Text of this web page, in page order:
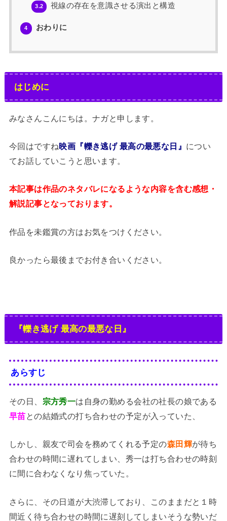
3.2 視線の存在を意識させる演出と構造
4 おわりに
はじめに
みなさんこんにちは。ナガと申します。
今回はですね映画『轢き逃げ 最高の最悪な日』 につい
てお話していこうと思います。
本記事は作品のネタバレになるような内容を含む感想・
解説記事となっております。
作品を未鑑賞の方はお気をつけください。
良かったら最後までお付き合いください。
『轢き逃げ 最高の最悪な日』
あらすじ
その日、 宗方秀一は自身の勤める会社の社長の娘である
早苗との結婚式の打ち合わせの予定が入っていた、
しかし、親友で司会を務めてくれる予定の森田輝が待ち
合わせの時間に遅れてしまい、秀一は打ち合わせの時刻
に間に合わなくなり焦っていた。
さらに、その日道が大渋滞しており、このままだと１時
間近く待ち合わせの時間に遅刻してしまいそうな勢いだ